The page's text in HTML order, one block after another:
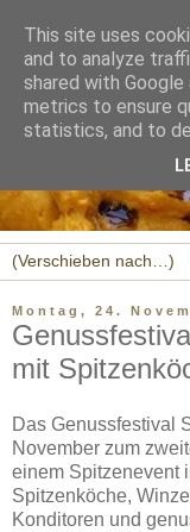
Montag, 24.
mit
Das Genussfestival
November zum
einem Spitzenevent
Spitzenköche,
Konditoren und
This site uses
and to analyze
shared with
metrics to ensure
statistics, and to